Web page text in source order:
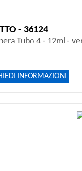
- 36124
Tubo 4 - 12ml -
INFORMAZIONI